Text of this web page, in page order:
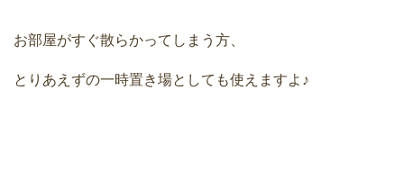
お部屋がすぐ散らかってしまう方、
とりあえずの一時置き場としても使えますよ♪